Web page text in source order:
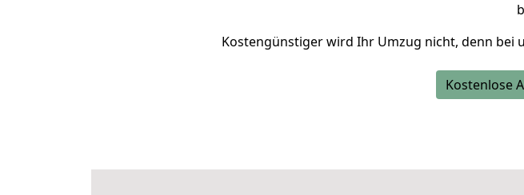
Kostengünstiger wird Ihr Umzug nicht, denn bei
Kostenlose